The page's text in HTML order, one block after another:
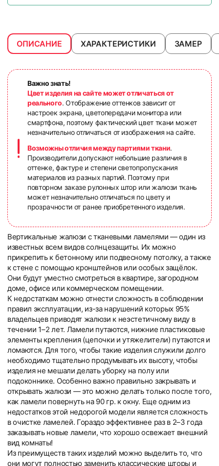
ОПИСАНИЕ ХАРАКТЕРИСТИКИ ЗАМЕР
Важно знать!
Цвет изделия на сайте может отличаться от
реального. Отображение оттенков зависит от
настроек экрана, цветопередачи монитора или
смартфона, поэтому фактический цвет ткани может
незначительно отличаться от изображения на сайте.
Возможны отличия между партиями ткани.
Производители допускают небольшие различия в
оттенке, фактуре и степени светопропускания
материалов из разных партий. Поэтому при
повторном заказе рулонных штор или жалюзи ткань
может незначительно отличаться по цвету и
прозрачности от ранее приобретенного изделия.
Вертикальные жалюзи с тканевыми ламелями — один из
известных всем видов солнцезащиты. Их можно
прикрепить к бетонному или подвесному потолку, а также
к стене с помощью кронштейнов или особых защёлок.
Они будут уместно смотреться в квартире, загородном
доме, офисе или коммерческом помещении.
К недостаткам можно отнести сложность в соблюдении
правил эксплуатации, из-за нарушений которых 95%
владельцев приводят жалюзи к неэстетичному виду в
течении 1–2 лет. Ламели путаются, нижние пластиковые
элементы крепления (цепочки и утяжелители) путаются и
ломаются. Для того, чтобы такие изделия служили долго
необходимо тщательно продумывать их высоту, чтобы
изделия не мешали делать уборку на полу или
подоконнике. Особенно важно правильно закрывать и
открывать жалюзи — это можно делать только после того,
как ламели повернуть на 90 гр. к окну. Еще одним из
недостатков этой недорогой модели является сложность
в очистке ламелей. Гораздо эффективнее раз в 2–3 года
заказывать новые ламели, что хорошо освежает внешний
вид комнаты!
Из преимуществ таких изделий можно выделить то, что
они могут полностью заменить классические шторы и